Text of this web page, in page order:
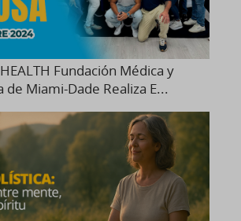
Fundación Médica y
de Miami-Dade Realiza E...